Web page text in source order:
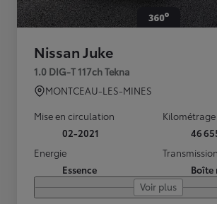
Nissan Juke
1.0 DIG-T 117ch Tekna
MONTCEAU-LES-MINES
Mise en circulation
02-2021
Kilométrage
46
Energie
Essence
Transmission
Boîte
Voir plus